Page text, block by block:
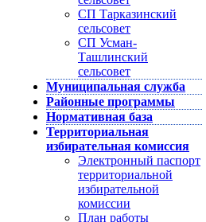
СП Тарказинский
сельсовет
СП Усман-
Ташлинский
сельсовет
Муниципальная служба
Районные программы
Нормативная база
Территориальная
избирательная комиссия
Электронный паспорт
территориальной
избирательной
комиссии
План работы